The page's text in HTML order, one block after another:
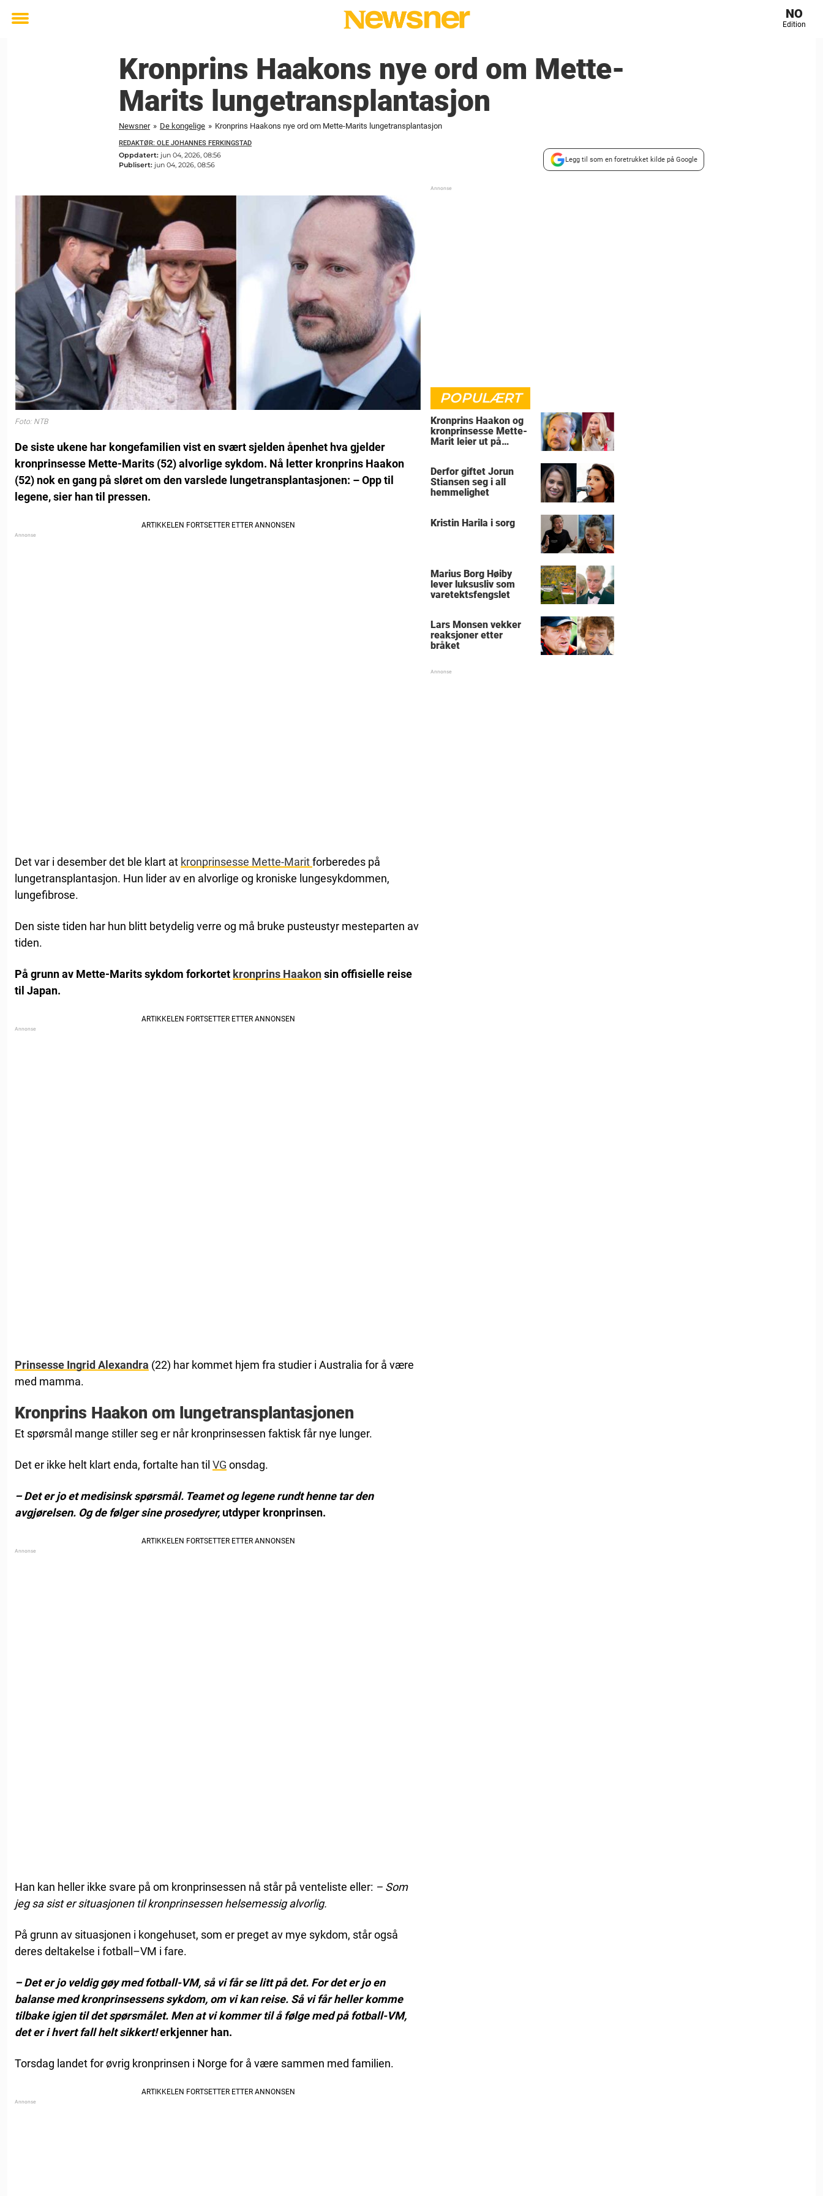
Toggle
NO
Edition
Kronprins Haakons nye ord om Mette-
Marits lungetransplantasjon
Newsner » De kongelige » Kronprins Haakons nye ord om Mette-Marits lungetransplantasjon
REDAKTØR: OLE JOHANNES FERKINGSTAD
Oppdatert: jun 04, 2026, 08:56
Publisert: jun 04, 2026, 08:56
Legg til som en foretrukket kilde på Google
Foto: NTB
De siste ukene har kongefamilien vist en svært sjelden åpenhet hva gjelder
kronprinsesse Mette-Marits (52) alvorlige sykdom. Nå letter kronprins Haakon
(52) nok en gang på sløret om den varslede lungetransplantasjonen: – Opp til
legene, sier han til pressen.
Det var i desember det ble klart at kronprinsesse Mette-Maritforberedes på
lungetransplantasjon. Hun lider av en alvorlige og kroniske lungesykdommen,
lungefibrose.
Den siste tiden har hun blitt betydelig verre og må bruke pusteustyr mesteparten av
tiden.
På grunn av Mette-Marits sykdom forkortet kronprins Haakonsin offisielle reise
til Japan.
Prinsesse Ingrid Alexandra (22) har kommet hjem fra studier i Australia for å være
med mamma.
Kronprins Haakon om lungetransplantasjonen
Et spørsmål mange stiller seg er når kronprinsessen faktisk får nye lunger.
Det er ikke helt klart enda, fortalte han til VG onsdag.
– Det er jo et medisinsk spørsmål. Teamet og legene rundt henne tar den
avgjørelsen. Og de følger sine prosedyrer, utdyper kronprinsen.
Han kan heller ikke svare på om kronprinsessen nå står på venteliste eller: – Som
jeg sa sist er situasjonen til kronprinsessen helsemessig alvorlig.
På grunn av situasjonen i kongehuset, som er preget av mye sykdom, står også
deres deltakelse i fotball–VM i fare.
– Det er jo veldig gøy med fotball-VM, så vi får se litt på det. For det er jo en
balanse med kronprinsessens sykdom, om vi kan reise. Så vi får heller komme
tilbake igjen til det spørsmålet. Men at vi kommer til å følge med på fotball-VM,
det er i hvert fall helt sikkert!erkjenner han.
Torsdag landet for øvrig kronprinsen i Norge for å være sammen med familien.
POPULÆRT
Kronprins Haakon og
kronprinsesse Mette-
Marit leier ut på
Derfor giftet Jorun
Stiansen seg i all
hemmelighet
Kristin Harila i sorg
Marius Borg Høiby
lever luksusliv som
varetektsfengslet
Lars Monsen vekker
reaksjoner etter
bråket